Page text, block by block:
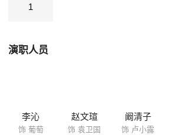
巨大改变，工作飞了，丈夫跑了，婆婆、小姑
活的困苦和情感的磨砺中，葡萄理解了母亲无
家！
1
演职人员
李沁
饰 葡萄
赵文瑄
饰 袁卫国
阚清子
饰 卢小露